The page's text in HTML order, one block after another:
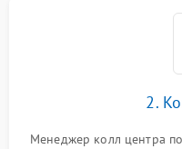
2.
Менеджер колл центра